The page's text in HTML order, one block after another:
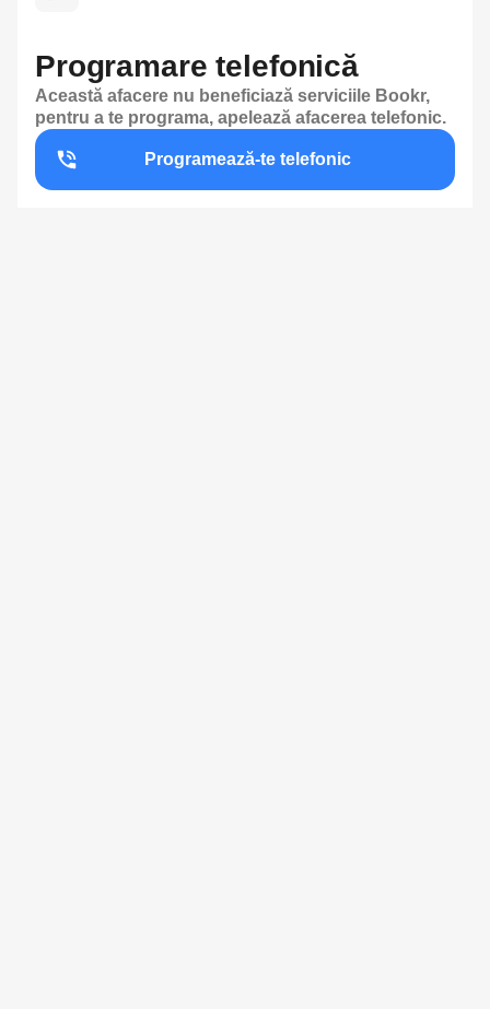
Programare telefonică
Această afacere nu beneficiază serviciile Bookr,
pentru a te programa, apelează afacerea telefonic.
Programează-te telefonic